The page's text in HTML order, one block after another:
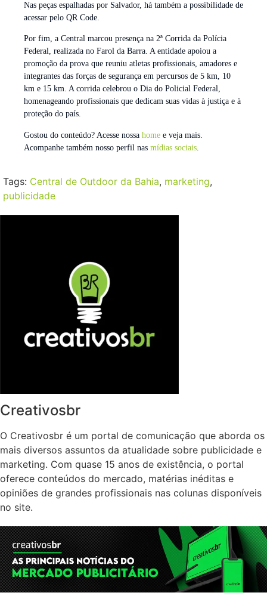
Nas peças espalhadas por Salvador, há também a possibilidade de
acessar pelo QR Code.
Por fim, a Central marcou presença na 2ª Corrida da Polícia
Federal, realizada no Farol da Barra. A entidade apoiou a
promoção da prova que reuniu atletas profissionais, amadores e
integrantes das forças de segurança em percursos de 5 km, 10
km e 15 km. A corrida celebrou o Dia do Policial Federal,
homenageando profissionais que dedicam suas vidas à justiça e à
proteção do país.
Gostou do conteúdo? Acesse nossa home e veja mais.
Acompanhe também nosso perfil nas mídias sociais
Tags: Central de Outdoor da Bahia, marketing,
publicidade
Creativosbr
O Creativosbr é um portal de comunicação que aborda os
mais diversos assuntos da atualidade sobre publicidade e
marketing. Com quase 15 anos de existência, o portal
oferece conteúdos do mercado, matérias inéditas e
opiniões de grandes profissionais nas colunas disponíveis
no site.